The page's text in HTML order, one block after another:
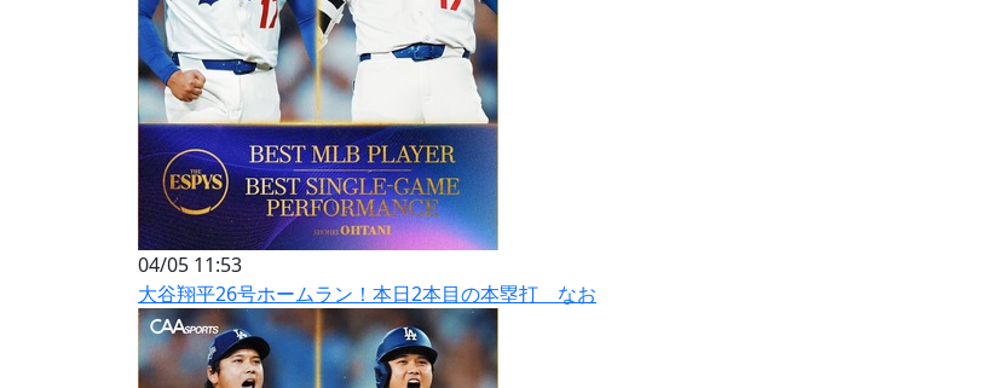
04/05 11:53
大谷翔平26号ホームラン！本日2本目の本塁打 なお